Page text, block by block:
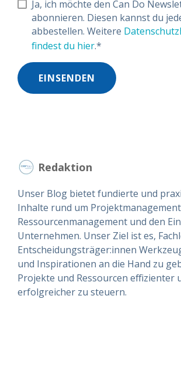
Ja, ich möchte den Can Do
abonnieren. Diesen kannst du
abbestellen. Weitere
findest du hier.*
Redaktion
Unser Blog bietet fundierte und
Inhalte rund um
Ressourcenmanagement und den
Unternehmen. Unser Ziel ist es,
Entscheidungsträger:innen
und Inspirationen an die Hand zu
Projekte und Ressourcen effizienter
erfolgreicher zu steuern.